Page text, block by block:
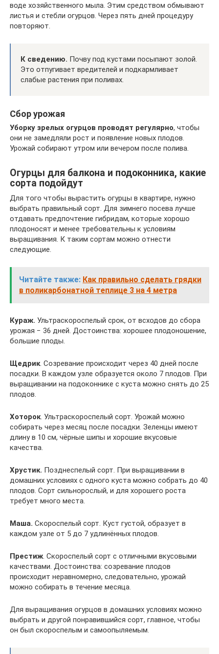
воде хозяйственного мыла. Этим средством обмывают
листья и стебли огурцов. Через пять дней процедуру
повторяют.
К сведению. Почву под кустами посыпают золой.
Это отпугивает вредителей и подкармливает
слабые растения при поливах.
Сбор урожая
Уборку зрелых огурцов проводят регулярно, чтобы
они не замедляли рост и появление новых плодов.
Урожай собирают утром или вечером после полива.
Огурцы для балкона и подоконника, какие
сорта подойдут
Для того чтобы вырастить огурцы в квартире, нужно
выбрать правильный сорт. Для зимнего посева лучше
отдавать предпочтение гибридам, которые хорошо
плодоносят и менее требовательны к условиям
выращивания. К таким сортам можно отнести
следующие.
Читайте также: Как правильно сделать грядки
в поликарбонатной теплице 3 на 4 метра
Кураж. Ультраскороспелый срок, от всходов до сбора
урожая − 36 дней. Достоинства: хорошее плодоношение,
большие плоды.
Щедрик. Созревание происходит через 40 дней после
посадки. В каждом узле образуется около 7 плодов. При
выращивании на подоконнике с куста можно снять до 25
плодов.
Хоторок. Ультраскороспелый сорт. Урожай можно
собирать через месяц после посадки. Зеленцы имеют
длину в 10 см, чёрные шипы и хорошие вкусовые
качества.
Хрустик. Позднеспелый сорт. При выращивании в
домашних условиях с одного куста можно собрать до 40
плодов. Сорт сильнорослый, и для хорошего роста
требует много места.
Маша. Скороспелый сорт. Куст густой, образует в
каждом узле от 5 до 7 удлинённых плодов.
Престиж. Скороспелый сорт с отличными вкусовыми
качествами. Достоинства: созревание плодов
происходит неравномерно, следовательно, урожай
можно собирать в течение месяца.
Для выращивания огурцов в домашних условиях можно
выбрать и другой понравившийся сорт, главное, чтобы
он был скороспелым и самоопыляемым.